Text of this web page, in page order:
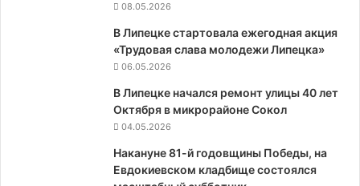
08.05.2026
В Липецке стартовала ежегодная акция
«Трудовая слава молодежи Липецка»
06.05.2026
В Липецке начался ремонт улицы 40 лет
Октября в микрорайоне Сокол
04.05.2026
Накануне 81-й годовщины Победы, на
Евдокиевском кладбище состоялся